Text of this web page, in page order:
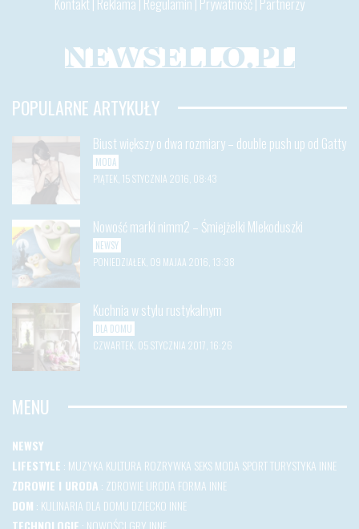
Kontakt | Reklama | Regulamin | Prywatność| Partnerzy
POPULARNE ARTYKUŁY
Biust większy o dwa rozmiary – double push up od Gatty
MODA
PIĄTEK, 15 STYCZNIA 2016, 08:43
Nowość marki nimm2 – Śmiejżelki Mlekoduszki
NEWSY
PONIEDZIAŁEK, 09 MAJAA 2016, 13:38
Kuchnia w stylu rustykalnym
DLA DOMU
CZWARTEK, 05 STYCZNIA 2017, 16:26
MENU
NEWSY
LIFESTYLE : MUZYKA KULTURA ROZRYWKA SEKSMODA SPORTTURYSTYKA INNE
ZDROWIE I URODA : ZDROWIEURODA FORMA INNE
DOM : KULINARIA DLA DOMU DZIECKO INNE
TECHNOLOGIE : NOWOŚCI GRY INNE